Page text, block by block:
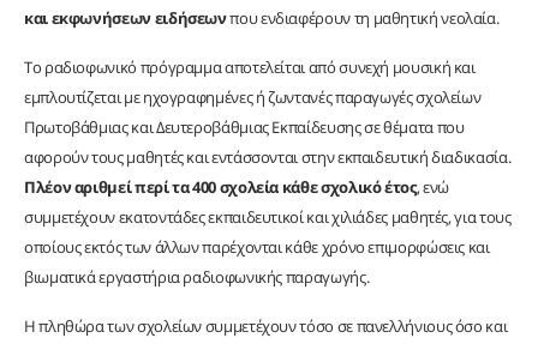
και εκφωνήσεων ειδήσεωνπου ενδιαφέρουν τη μαθητική νεολαία.
Το ραδιοφωνικό πρόγραμμα αποτελείται από συνεχή μουσική και
εμπλουτίζεται με ηχογραφημένες ή ζωντανές παραγωγές σχολείων
Πρωτοβάθμιας και Δευτεροβάθμιας Εκπαίδευσης σε θέματα που
αφορούν τους μαθητές και εντάσσονται στην εκπαιδευτική διαδικασία.
Πλέον αριθμεί περί τα 400 σχολεία κάθε σχολικό έτος, ενώ
συμμετέχουν εκατοντάδες εκπαιδευτικοί και χιλιάδες μαθητές, για τους
οποίους εκτός των άλλων παρέχονται κάθε χρόνο επιμορφώσεις και
βιωματικά εργαστήρια ραδιοφωνικής παραγωγής.
Η πληθώρα των σχολείων συμμετέχουν τόσο σε πανελλήνιους όσο και